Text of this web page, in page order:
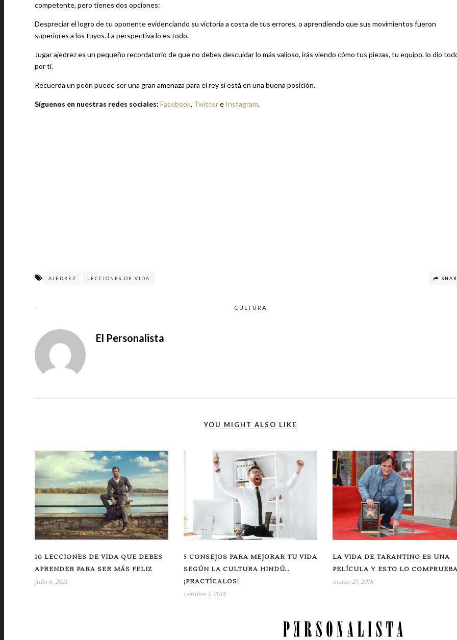
competente, pero tienes dos opciones:
Despreciar el logro de tu oponente evidenciando su victoria a costa de tus errores, o aprendiendo que sus movimientos fueron
superiores a los tuyos. La perspectiva lo es todo.
Jugar ajedrez es un pequeño recordatorio de que no debes descuidar lo más valioso, irás viendo cómo tus piezas, tu equipo, lo dio
por ti.
Recuerda un peón puede ser una gran amenaza para el rey si está en una buena posición.
Síguenos en nuestras redes sociales: Facebook, Twittere Instagram.
AJEDREZ LECCIONES DE VIDA
CULTURA
El Personalista
YOU MIGHT ALSO LIKE
10 LECCIONES DE VIDA QUE DEBES
APRENDER PARA SER MÁS FELIZ
julio 6, 2021
5 CONSEJOS PARA MEJORAR TU VIDA
SEGÚN LA CULTURA HINDÚ…
¡PRACTÍCALOS!
octubre 1, 2018
LA VIDA DE TARANTINO ES UNA
PELÍCULA Y ESTO LO
marzo 27, 2018